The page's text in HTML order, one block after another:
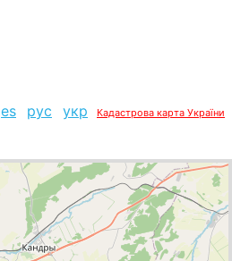
es рус укр Кадастрова карта України